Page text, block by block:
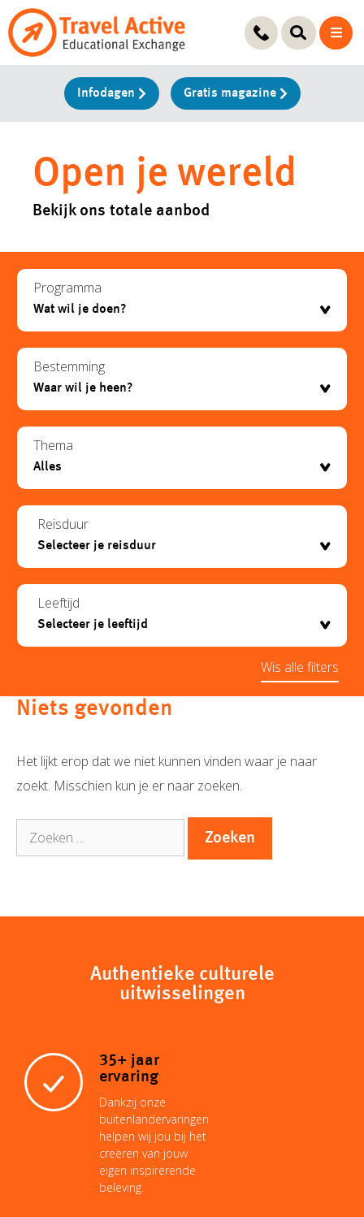
Ga
naar
Infodagen Gratis magazine
Open je wereld
Bekijk ons totale aanbod
Programma
testje
Bestemming
Thema
Reisduur
Leeftijd
Wis alle filters
Niets gevonden
Het lijkt erop dat we niet kunnen vinden waar je naar
zoekt. Misschien kun je er naar zoeken.
Zoek
naar:
Authentieke culturele
uitwisselingen
35+ jaar
ervaring
Dankzij onze
buitenlandervaringen
helpen wij jou bij het
creëren van jouw
eigen inspirerende
beleving.